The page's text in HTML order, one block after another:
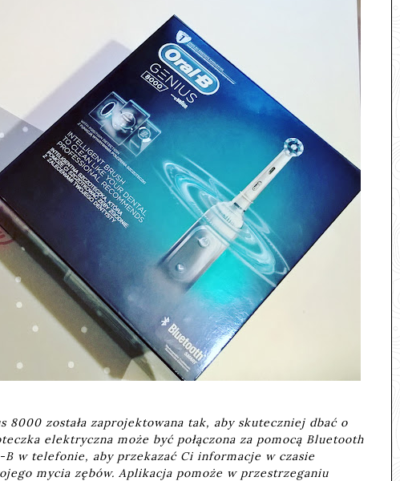
8000 została zaprojektowana tak, aby skuteczniej dbać o
elektryczna może być połączona za pomocą Bluetooth
w telefonie, aby przekazać Ci informacje w czasie
mycia zębów. Aplikacja pomoże w przestrzeganiu